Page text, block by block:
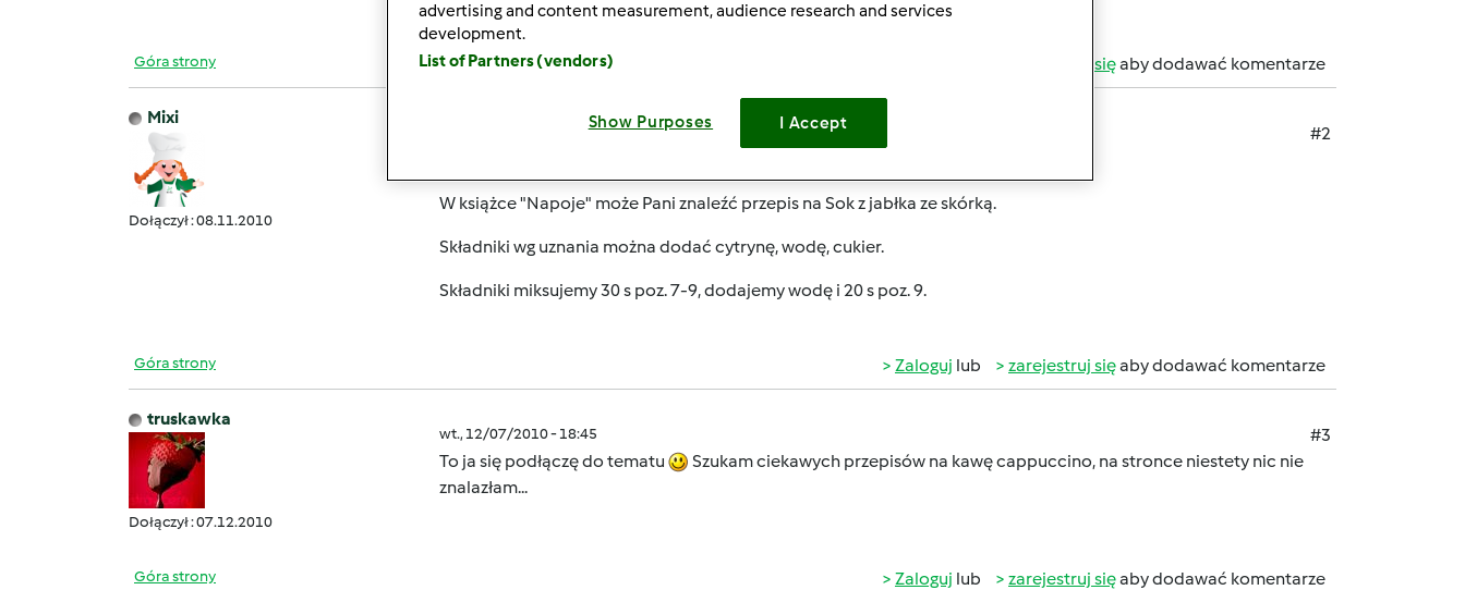
Góra strony zarejestruj sięaby dodawać komentarze
Mixi
Dołączył : 08.11.2010
pon., 12/06/2010 - 07:44
#2
W książce "Napoje" może Pani znaleźć przepis na Sok z jabłka ze skórką.
Składniki wg uznania można dodać cytrynę, wodę, cukier.
Składniki miksujemy 30 s poz. 7-9, dodajemy wodę i 20 s poz. 9.
Góra strony Zaloguj lub zarejestruj sięaby dodawać komentarze
truskawka
Dołączył : 07.12.2010
wt., 12/07/2010 - 18:45
#3
To ja się podłączę do tematu
Szukam ciekawych przepisów na kawę cappuccino, na stronce niestety nic nie
znalazłam...
Góra strony Zaloguj lub zarejestruj sięaby dodawać komentarze
advertising and content measurement, audience research and services
development.
List of Partners (vendors)
Show Purposes I Accept